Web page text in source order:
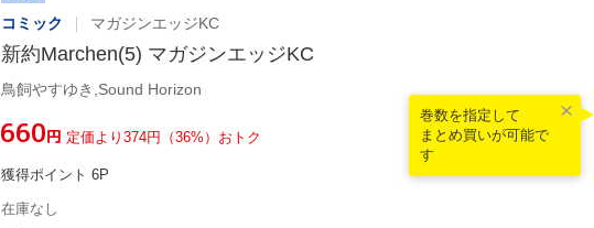
コミック マガジンエッジKC
新約Marchen(5) マガジンエッジKC
鳥飼やすゆき,Sound Horizon
¥660円 定価より374円（36%）おトク
獲得ポイント 6P
在庫なし
巻数を指定して
まとめ買いが可能で
す